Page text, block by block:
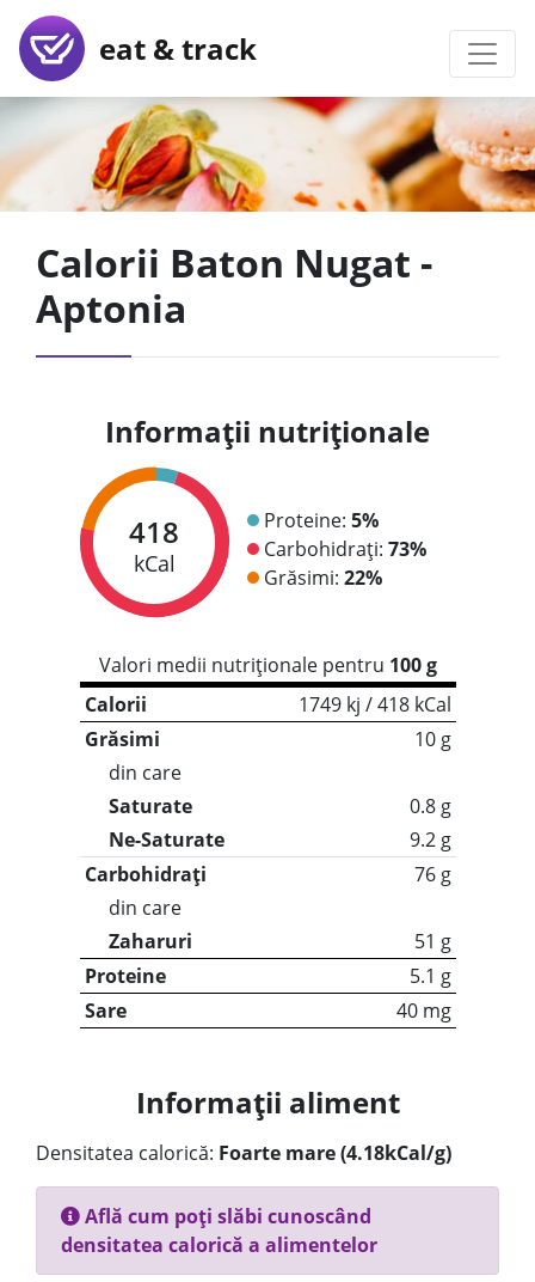
eat & track
Calorii Baton Nugat -
Aptonia
Informații nutriționale
418
kCal
Proteine: 5%
Carbohidrați: 73%
Grăsimi: 22%
Valori medii nutriționale pentru 100 g
Calorii
1749 kj / 418 kCal
Grăsimi
10 g
din care
Saturate
0.8 g
Ne-Saturate
9.2 g
Carbohidrați
76 g
din care
Zaharuri
51 g
Proteine
5.1 g
Sare
40 mg
Informații aliment
Densitatea calorică: Foarte mare (4.18kCal/g)
Află cum poți slăbi cunoscând
densitatea calorică a alimentelor